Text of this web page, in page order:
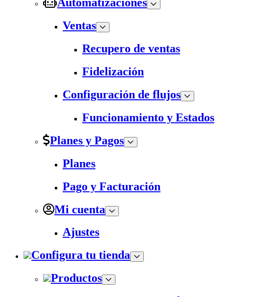
Automatizaciones
Ventas
Recupero de ventas
Fidelización
Configuración de flujos
Funcionamiento y Estados
Planes y Pagos
Planes
Pago y Facturación
Mi cuenta
Ajustes
Configura tu tienda
Productos